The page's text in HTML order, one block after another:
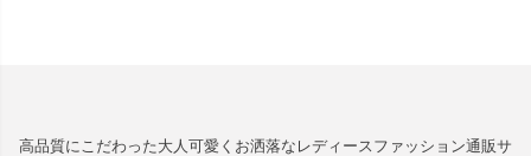
高品質にこだわった大人可愛くお洒落なレディースファッション通販サ